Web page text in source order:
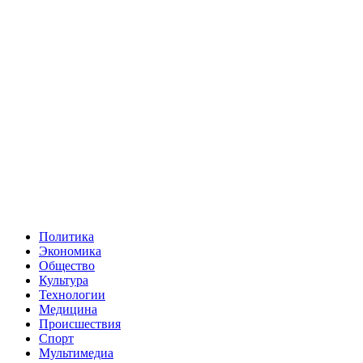
Политика
Экономика
Общество
Культура
Технологии
Медицина
Происшествия
Спорт
Мультимедиа